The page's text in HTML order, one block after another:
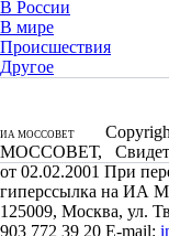
В России
В мире
Происшествия
Другое
ИА МОССОВЕТ
Copyright
МОССОВЕТ,
от 02.02.2001 При
гиперссылка на ИА
125009, Москва, ул.
903 772 39 20 E-mail: